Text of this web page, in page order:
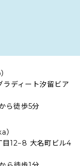
ディート汐留ビア
ら徒歩5分
）
12−8 大名町ビル4